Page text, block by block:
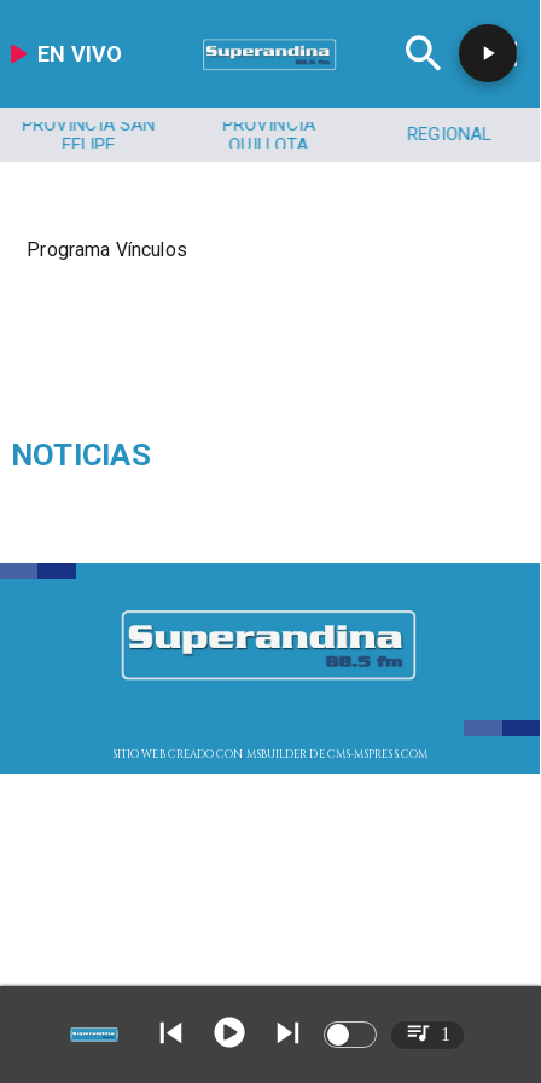
EN VIVO
PROVINCIA SAN
FELIPE
PROVINCIA
QUILLOTA
REGIONAL
Programa Vínculos
NOTICIAS
SITIO WEB CREADO CON MSBUILDER DE CMS-MSPRESS.COM
1